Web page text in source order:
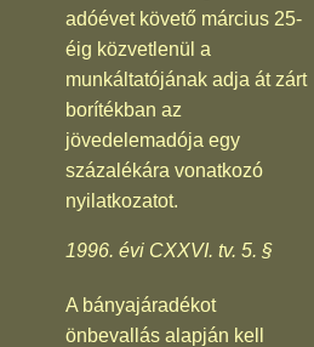
adóévet követő március 25-
éig közvetlenül a
munkáltatójának adja át zárt
borítékban az
jövedelemadója egy
százalékára vonatkozó
nyilatkozatot.
1996. évi CXXVI. tv. 5. §
A bányajáradékot
önbevallás alapján kell